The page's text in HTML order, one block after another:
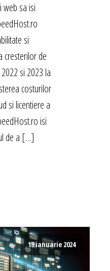
web sa isi
si
cresterilor de
si 2023 la
costurilor
si licentiere a
isi
de a […]
19 ianuarie 2024